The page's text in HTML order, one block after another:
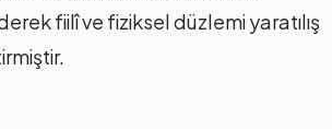
fiilî ve fiziksel düzlemi yaratılış